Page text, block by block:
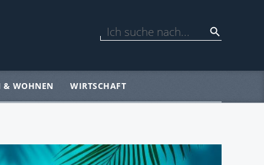
WOHNEN WIRTSCHAFT